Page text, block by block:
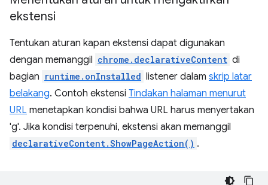
ekstensi
Tentukan aturan kapan ekstensi dapat digunakan
dengan memanggil chrome.declarativeContent di
bagian runtime.onInstalled listener dalam skrip latar
belakang. Contoh ekstensi Tindakan halaman menurut
URL menetapkan kondisi bahwa URL harus menyertakan
'g'. Jika kondisi terpenuhi, ekstensi akan memanggil
declarativeContent.ShowPageAction() .